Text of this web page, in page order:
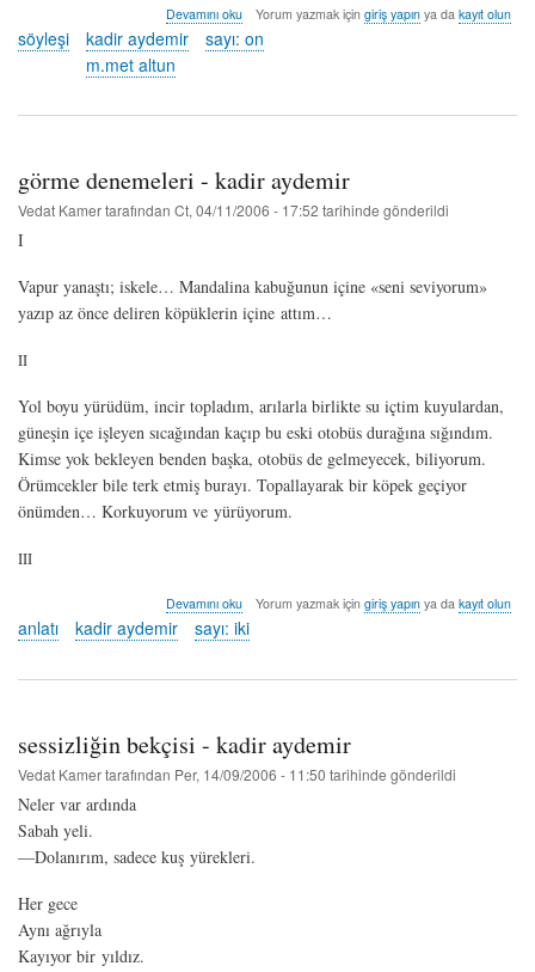
söyleşi:
kadir
aydemir
/
saray'ında
m.met
altun
hakkında
Devamını oku Yorum yazmak için giriş yapınya da kayıt olun
söyleşi
kadir aydemir
m.met altun
sayı: on
görme denemeleri - kadir aydemir
Vedat Kamertarafından Ct, 04/11/2006 - 17:52 tarihinde gönderildi
I
Vapur yanaştı; iskele… Mandalina kabuğunun içine «seni seviyorum»
yazıp az önce deliren köpüklerin içine attım…
II
Yol boyu yürüdüm, incir topladım, arılarla birlikte su içtim kuyulardan,
güneşin içe işleyen sıcağından kaçıp bu eski otobüs durağına sığındım.
Kimse yok bekleyen benden başka, otobüs de gelmeyecek, biliyorum.
Örümcekler bile terk etmiş burayı. Topallayarak bir köpek geçiyor
önümden… Korkuyorum ve yürüyorum.
III
görme
denemeleri
-
aydemir
Devamını oku Yorum yazmak için giriş yapınya da kayıt olun
anlatı kadir aydemir sayı: iki
sessizliğin bekçisi - kadir aydemir
Vedat Kamertarafından Per, 14/09/2006 - 11:50 tarihinde gönderildi
Neler var ardında
Sabah yeli.
—Dolanırım, sadece kuş yürekleri.
Her gece
Aynı ağrıyla
Kayıyor bir yıldız.